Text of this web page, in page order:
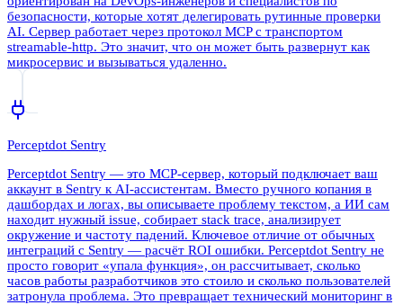
безопасности, которые хотят делегировать рутинные проверки
AI. Сервер работает через протокол MCP с транспортом
streamable-http. Это значит, что он может быть развернут как
микросервис и вызываться удаленно.
Perceptdot Sentry
Perceptdot Sentry — это MCP-сервер, который подключает ваш
аккаунт в Sentry к AI-ассистентам. Вместо ручного копания в
дашбордах и логах, вы описываете проблему текстом, а ИИ сам
находит нужный issue, собирает stack trace, анализирует
окружение и частоту падений. Ключевое отличие от обычных
интеграций с Sentry — расчёт ROI ошибки. Perceptdot Sentry не
просто говорит «упала функция», он рассчитывает, сколько
часов работы разработчиков это стоило и сколько пользователей
затронула проблема. Это превращает технический мониторинг в